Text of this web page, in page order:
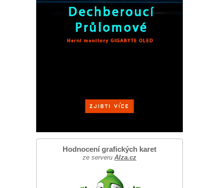
Hodnocení grafických karet
ze serveru Alza.cz